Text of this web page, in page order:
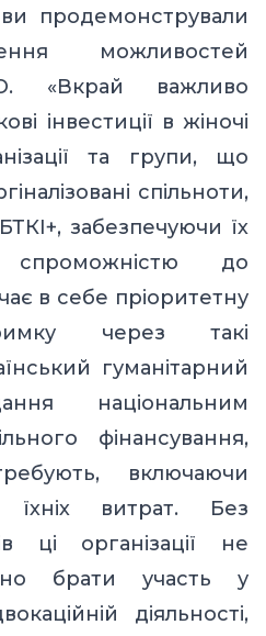
продемонстрували
можливостей
«Вкрай важливо
інвестиції в жіночі
та групи, що
спільноти,
забезпечуючи їх
до
в себе пріоритетну
через такі
гуманітарний
національним
фінансування,
включаючи
їхніх витрат. Без
ці організації не
брати участь у
діяльності,